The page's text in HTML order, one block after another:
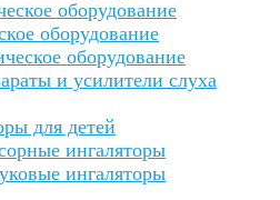
оборудование
оборудование
оборудование
и усилители слуха
для детей
ингаляторы
ингаляторы